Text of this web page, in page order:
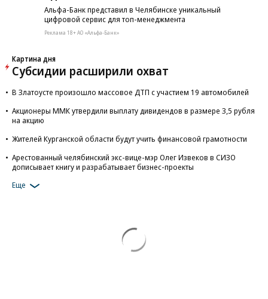
Альфа-Банк представил в Челябинске уникальный
цифровой сервис для топ-менеджмента
Реклама 18+ АО «Альфа-Банк»
Картина дня
Субсидии расширили охват
В Златоусте произошло массовое ДТП с участием 19 автомобилей
Акционеры ММК утвердили выплату дивидендов в размере 3,5 рубля
на акцию
Жителей Курганской области будут учить финансовой грамотности
Арестованный челябинский экс-вице-мэр Олег Извеков в СИЗО
дописывает книгу и разрабатывает бизнес-проекты
Еще